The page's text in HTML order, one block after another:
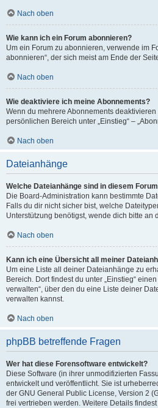
Nach oben
Wie kann ich ein Forum abonnieren?
Um ein Forum zu abonnieren, verwende im
abonnieren“, der sich meist am Ende der
Nach oben
Wie deaktiviere ich meine Abonnements?
Wenn du mehrere Abonnements
persönlichen Bereich unter „Einstieg“ –
Nach oben
Dateianhänge
Welche Dateianhänge sind in diesem
Die Board-Administration kann bestimmte
Falls du dir nicht sicher bist, welche
Unterstützung benötigst, wende dich bitte an
Nach oben
Kann ich eine Übersicht all meiner
Um eine Liste all deiner Dateianhänge zu
Bereich. Dort findest du unter „Einstieg“
verwalten“, über den du eine Liste deiner
verwalten kannst.
Nach oben
phpBB betreffende Fragen
Wer hat diese Forensoftware entwickelt?
Diese Software (in ihrer unmodifizierten
entwickelt und veröffentlicht. Sie ist
der GNU General Public License, Version 2
frei vertrieben werden. Weitere Details findest